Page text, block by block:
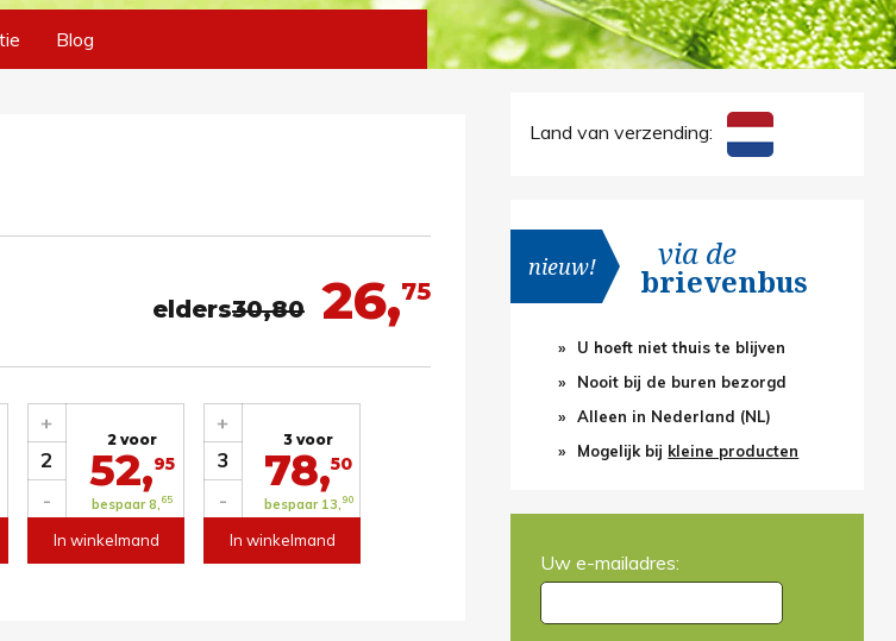
Blog
26,75
elders30,80
2
-
+
2 voor
52,95
bespaar 8, 65
In winkelmand
3
-
+
3 voor
78,50
bespaar 13, 90
In winkelmand
Land van verzending:
nieuw! via de
brievenbus
U hoeft niet thuis te blijven
Nooit bij de buren bezorgd
Alleen in Nederland (NL)
Mogelijk bij kleine producten
Uw e-mailadres: